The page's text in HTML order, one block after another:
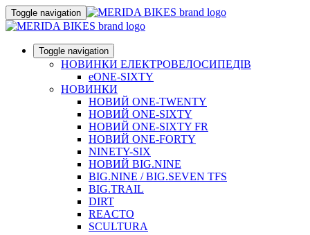
Toggle navigation
Toggle navigation
НОВИНКИ ЕЛЕКТРОВЕЛОСИПЕДІВ
eONE-SIXTY
НОВИНКИ
НОВИЙ ONE-TWENTY
НОВИЙ ONE-SIXTY
НОВИЙ ONE-SIXTY FR
НОВИЙ ONE-FORTY
NINETY-SIX
НОВИЙ BIG.NINE
BIG.NINE / BIG.SEVEN TFS
BIG.TRAIL
DIRT
REACTO
SCULTURA